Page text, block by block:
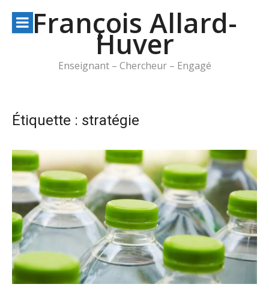
contenuFrançois Allard-
Huver
Enseignant – Chercheur – Engagé
Étiquette : stratégie